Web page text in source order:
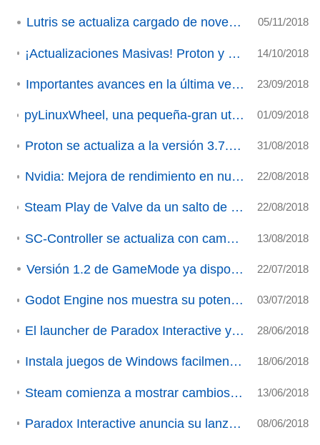
Lutris se actualiza cargado de novedades 05/11/2018
¡Actualizaciones Masivas! Proton y DXVK alcanzan nuevas versiones. 14/10/2018
Importantes avances en la última versión de DXVK. 23/09/2018
pyLinuxWheel, una pequeña-gran utilidad para configurar nuestros volantes Logitech (ACTUALIZADO 2) 01/09/2018
Proton se actualiza a la versión 3.7.5 Beta con importantes mejoras. 31/08/2018
Nvidia: Mejora de rendimiento en nuevo driver y Ray Tracing en Vulkan. 22/08/2018
Steam Play de Valve da un salto de gigante y amplía enormemente el catálogo para Linux/SteamOS (actualizado) 22/08/2018
SC-Controller se actualiza con cambios importantes (ACTUALIZACIÓN) 13/08/2018
Versión 1.2 de GameMode ya disponible 22/07/2018
Godot Engine nos muestra su potencial 3D en un vídeo 03/07/2018
El launcher de Paradox Interactive ya está disponible en Linux en fase beta 28/06/2018
Instala juegos de Windows facilmente gracias a "WinePak" 18/06/2018
Steam comienza a mostrar cambios significativos en su cliente Beta 13/06/2018
Paradox Interactive anuncia su lanzador de videojuegos 08/06/2018